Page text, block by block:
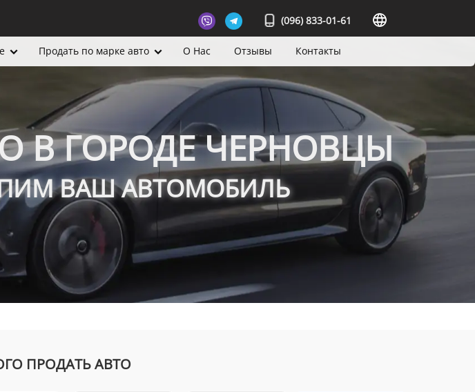
(096) 833-01-61
Продать по марке авто О Нас Отзывы Контакты
В ГОРОДЕ ЧЕРНОВЦЫ
ВАШ АВТОМОБИЛЬ
ПРОДАТЬ АВТО